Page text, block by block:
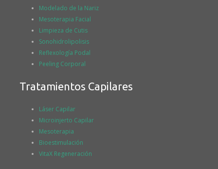
Modelado de la Nariz
Mesoterapia Facial
Limpieza de Cutis
Sonohidrolipolisis
Reflexología Podal
Peeling Corporal
Tratamientos Capilares
Láser Capilar
Microinjerto Capilar
Mesoterapia
Bioestimulación
VitaX Regeneración